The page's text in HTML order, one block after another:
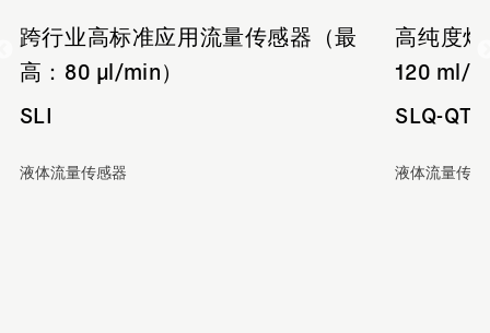
跨行业高标准应用流量传感器（最
高：80 µl/min）
SLI
液体流量传感器
高纯度
120 ml/
SLQ-
液体流量传